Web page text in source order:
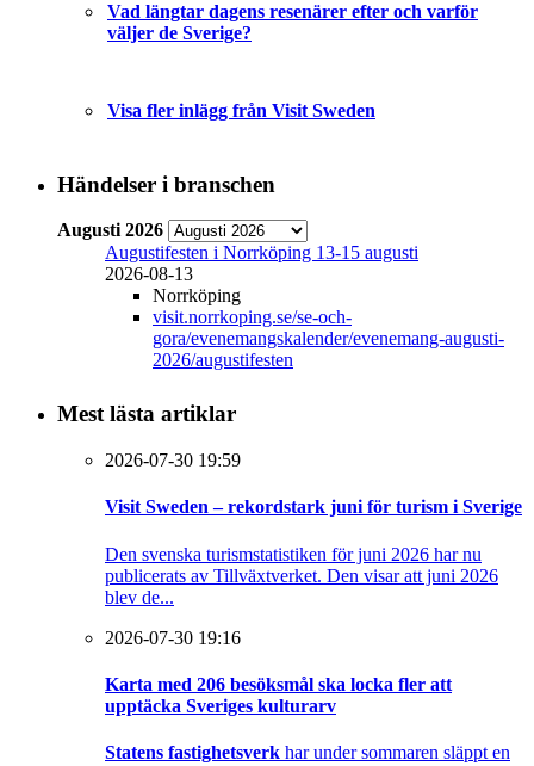
Vad längtar dagens resenärer efter och varför
väljer de Sverige?
Visa fler inlägg från Visit Sweden
Händelser i branschen
Augusti 2026
Augustifesten i Norrköping 13-15 augusti
2026-08-13
Norrköping
visit.norrkoping.se/se-och-
gora/evenemangskalender/evenemang-augusti-
2026/augustifesten
Mest lästa artiklar
2026-07-30 19:59
Visit Sweden – rekordstark juni för turism i Sverige
Den svenska turismstatistiken för juni 2026 har nu
publicerats av Tillväxtverket. Den visar att juni 2026
blev de...
2026-07-30 19:16
Karta med 206 besöksmål ska locka fler att
upptäcka Sveriges kulturarv
Statens fastighetsverk har under sommaren släppt en